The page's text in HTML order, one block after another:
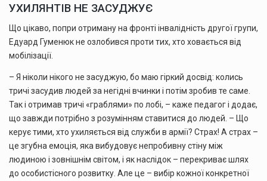
УХИЛЯНТІВ НЕ ЗАСУДЖУЄ
Що цікаво, попри отриману на фронті інвалідність другої групи,
Едуард Гуменюк не озлобився проти тих, хто ховається від
мобілізації.
– Я ніколи нікого не засуджую, бо маю гіркий досвід: колись
тричі засудив людей за негідні вчинки і потім зробив те саме.
Так і отримав тричі «граблями» по лобі, – каже педагог і додає,
що завжди потрібно з розумінням ставитися до людей. – Що
керує тими, хто ухиляється від служби в армії? Страх! А страх –
це згубна емоція, яка вибудовує непробивну стіну між
людиною і зовнішнім світом, і як наслідок – перекриває шлях
до особистісного розвитку. Але це – вибір кожної конкретної